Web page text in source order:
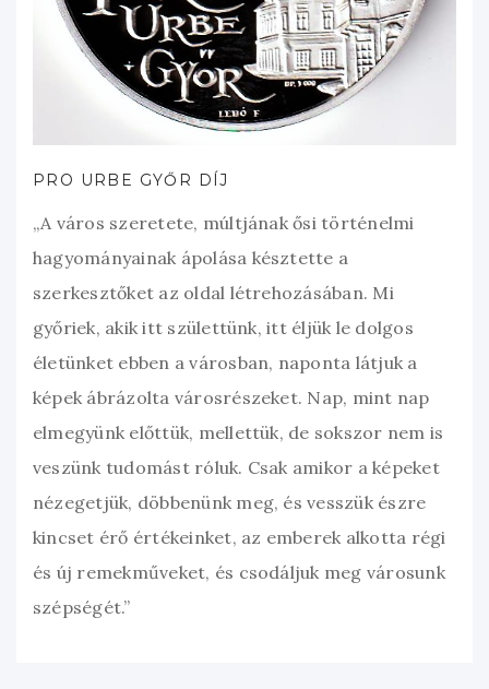
PRO URBE GYŐR DÍJ
„A város szeretete, múltjának ősi történelmi
hagyományainak ápolása késztette a
szerkesztőket az oldal létrehozásában. Mi
győriek, akik itt születtünk, itt éljük le dolgos
életünket ebben a városban, naponta látjuk a
képek ábrázolta városrészeket. Nap, mint nap
elmegyünk előttük, mellettük, de sokszor nem is
veszünk tudomást róluk. Csak amikor a képeket
nézegetjük, döbbenünk meg, és vesszük észre
kincset érő értékeinket, az emberek alkotta régi
és új remekműveket, és csodáljuk meg városunk
szépségét.”